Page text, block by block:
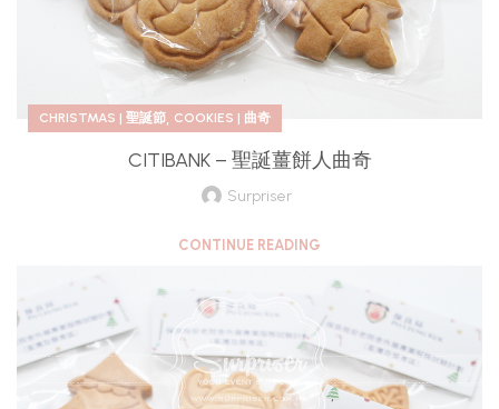
CHRISTMAS | 聖誕節, COOKIES | 曲奇
CITIBANK – 聖誕薑餅人曲奇
Surpriser
CONTINUE READING